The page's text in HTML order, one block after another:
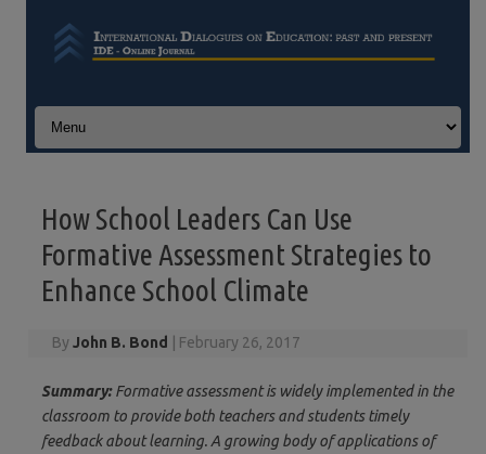
Skip to content
How School Leaders Can Use
Formative Assessment Strategies to
Enhance School Climate
ByJohn B. Bond February 26, 2017
Summary:Formative assessment is widely implemented in the
classroom to provide both teachers and students timely
feedback about learning. A growing body of applications of